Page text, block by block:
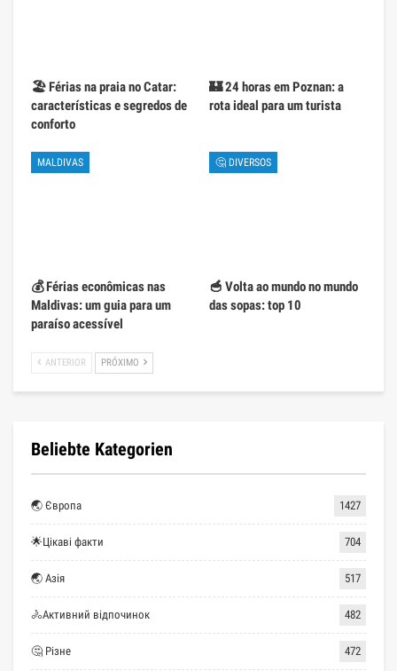
🏖️ Férias na praia no Catar:
características e segredos de
conforto
🏰 24 horas em Poznan: a
rota ideal para um turista
MALDIVAS
💰 Férias econômicas nas
Maldivas: um guia para um
paraíso acessível
🤔 DIVERSOS
🥣 Volta ao mundo no mundo
das sopas: top 10
ANTERIOR PRÓXIMO
Beliebte Kategorien
🌏 Європа 1427
🌟Цікаві факти 704
🌏 Азія 517
🚴Активний відпочинок 482
🤔 Різне 472